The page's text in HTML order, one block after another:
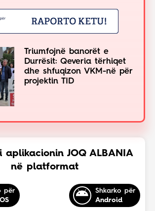
Triumfojnë banorët e
Durrësit: Qeveria tërhiqet
dhe shfuqizon VKM-në për
projektin TID
aplikacionin JOQ ALBANIA
në platformat
për
Shkarko për
Android